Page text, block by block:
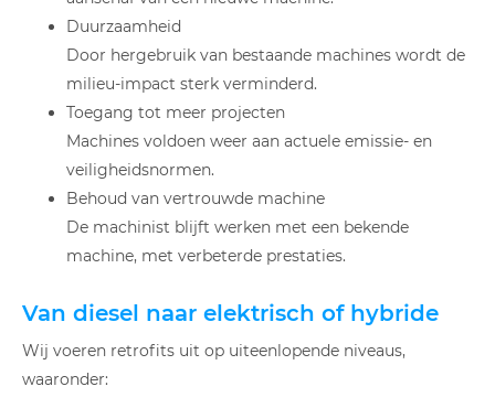
Duurzaamheid
Door hergebruik van bestaande machines wordt de
milieu-impact sterk verminderd.
Toegang tot meer projecten
Machines voldoen weer aan actuele emissie- en
veiligheidsnormen.
Behoud van vertrouwde machine
De machinist blijft werken met een bekende
machine, met verbeterde prestaties.
Van diesel naar elektrisch of hybride
Wij voeren retrofits uit op uiteenlopende niveaus,
waaronder: